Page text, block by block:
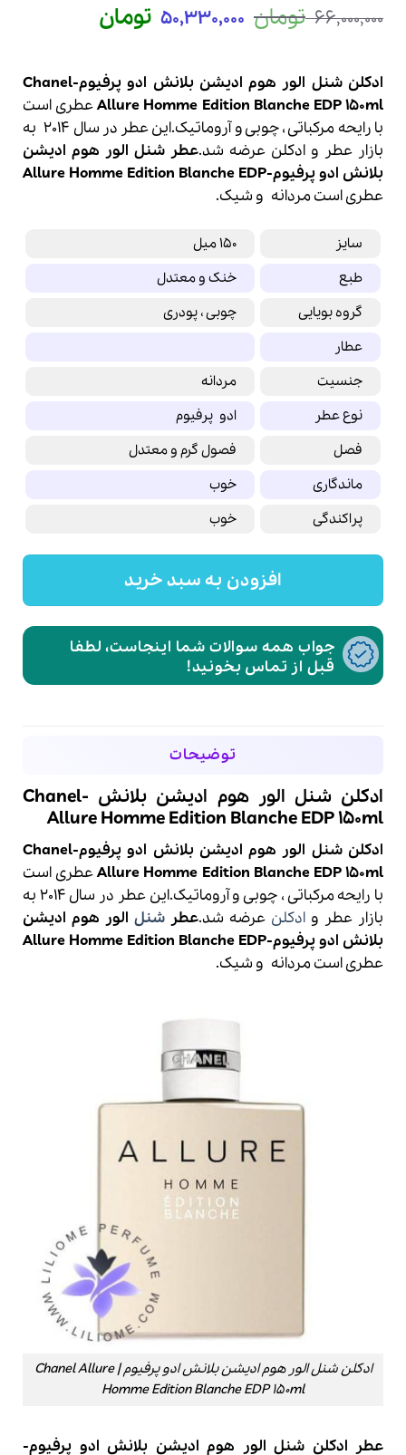
امتیازدهی5
1
66,000,000 تومان قیمت
اصلی
50,330,000 تومانقیمت
فعلی
ادکلن شنل الور هوم ادیشن بلانش ادو پرفیوم-Chanel
Allure Homme Edition Blanche EDP 150mlعطری است
با رایحه مرکباتی ، چوبی و آروماتیک.این عطر در سال 2014 به
بازار عطر و ادکلن عرضه شد.عطر شنل الور هوم ادیشن
بلانش ادو پرفیوم-Allure Homme Edition Blanche EDP
عطری است مردانه و شیک.
سایز
150 میل
طبع
خنک و معتدل
گروه بویایی
چوبی ، پودری
عطار
جنسیت
مردانه
نوع عطر
ادو پرفیوم
فصل
فصول گرم و معتدل
ماندگاری
خوب
پراکندگی
خوب
افزودن به سبد خرید
جواب همه سوالات شما اینجاست، لطفا
قبل از تماس بخونید!
توضیحات
ادکلن شنل الور هوم ادیشن بلانش -Chanel
Allure Homme Edition Blanche EDP 150ml
ادکلن شنل الور هوم ادیشن بلانش ادو پرفیوم-Chanel
Allure Homme Edition Blanche EDP 150mlعطری است
با رایحه مرکباتی ، چوبی و آروماتیک.این عطر در سال 2014 به
بازار عطر و ادکلن عرضه شد.عطر شنل الور هوم ادیشن
بلانش ادو پرفیوم-Allure Homme Edition Blanche EDP
عطری است مردانه و شیک.
ادکلن شنل الور هوم ادیشن بلانش ادو پرفیوم | Chanel Allure
Homme Edition Blanche EDP 150ml
عطر ادکلن شنل الور هوم ادیشن بلانش ادو پرفیوم-